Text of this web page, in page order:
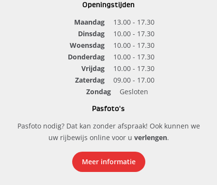
Openingstijden
Maandag
13.00 - 17.30
Dinsdag
10.00 - 17.30
Woensdag
10.00 - 17.30
Donderdag
10.00 - 17.30
Vrijdag
10.00 - 17.30
Zaterdag
09.00 - 17.00
Zondag
Gesloten
Pasfoto's
Pasfoto nodig? Dat kan zonder afspraak! Ook kunnen we
uw rijbewijs online voor u verlengen.
Meer informatie